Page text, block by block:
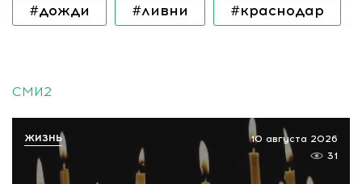
#дожди #ливни #краснодар
СМИ2
10 августа 2026
31
ЖИЗНЬ